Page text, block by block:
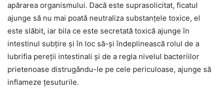
apărarea organismului. Dacă este suprasolicitat, ficatul
ajunge să nu mai poată neutraliza substanțele toxice, el
este slăbit, iar bila ce este secretată toxică ajunge în
intestinul subțire și în loc să-și îndeplinească rolul de a
lubrifia pereții intestinali și de a regla nivelul bacteriilor
prietenoase distrugându-le pe cele periculoase, ajunge să
inflameze țesuturile.